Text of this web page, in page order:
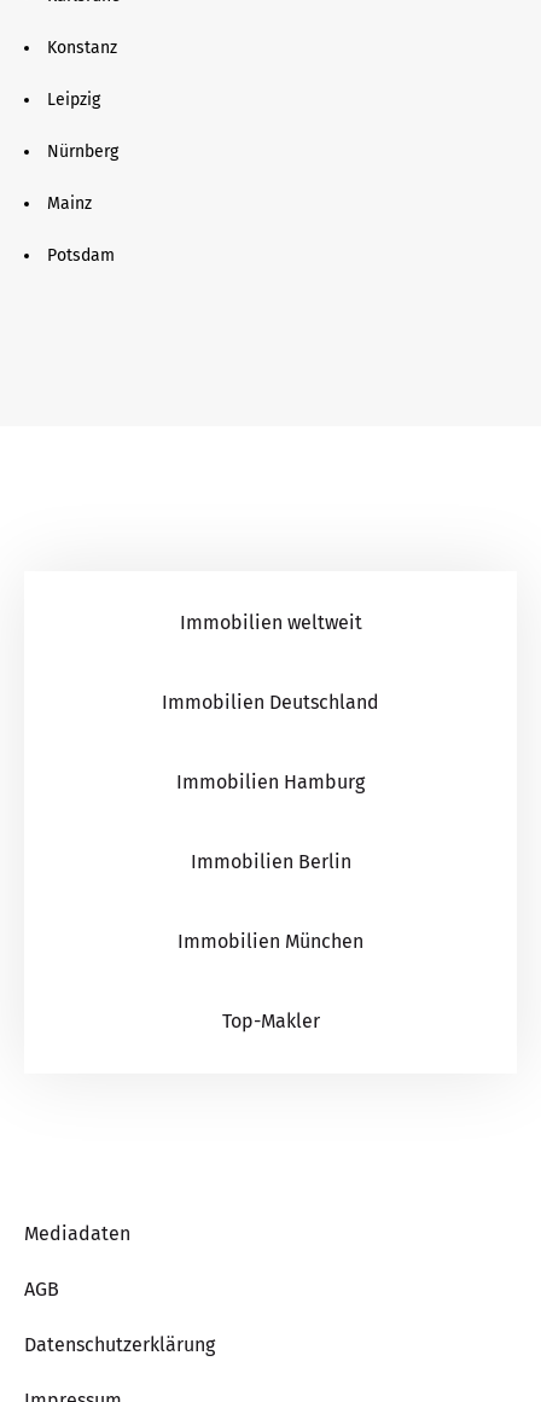
Konstanz
Leipzig
Nürnberg
Mainz
Potsdam
Immobilien weltweit
Immobilien Deutschland
Immobilien Hamburg
Immobilien Berlin
Immobilien München
Top-Makler
Mediadaten
AGB
Datenschutzerklärung